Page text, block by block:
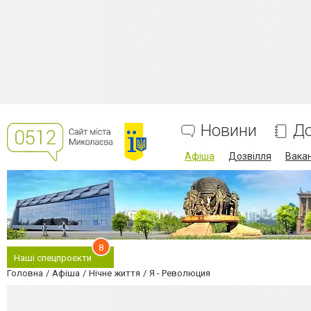
Новини
Афіша Дозвілля
Наші спецпроєкти
8
Головна Афіша Нічне життя Я - Революция